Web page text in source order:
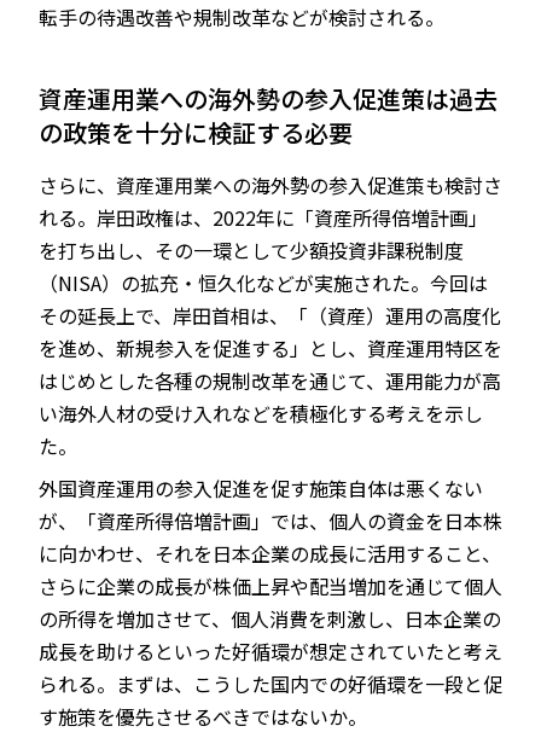
転手の待遇改善や規制改革などが検討される。
資産運用業への海外勢の参入促進策は過去
の政策を十分に検証する必要
さらに、資産運用業への海外勢の参入促進策も検討さ
れる。岸田政権は、2022年に「資産所得倍増計画」
を打ち出し、その一環として少額投資非課税制度
（NISA）の拡充・恒久化などが実施された。今回は
その延長上で、岸田首相は、「（資産）運用の高度化
を進め、新規参入を促進する」とし、資産運用特区を
はじめとした各種の規制改革を通じて、運用能力が高
い海外人材の受け入れなどを積極化する考えを示し
た。
外国資産運用の参入促進を促す施策自体は悪くない
が、「資産所得倍増計画」では、個人の資金を日本株
に向かわせ、それを日本企業の成長に活用すること、
さらに企業の成長が株価上昇や配当増加を通じて個人
の所得を増加させて、個人消費を刺激し、日本企業の
成長を助けるといった好循環が想定されていたと考え
られる。まずは、こうした国内での好循環を一段と促
す施策を優先させるべきではないか。